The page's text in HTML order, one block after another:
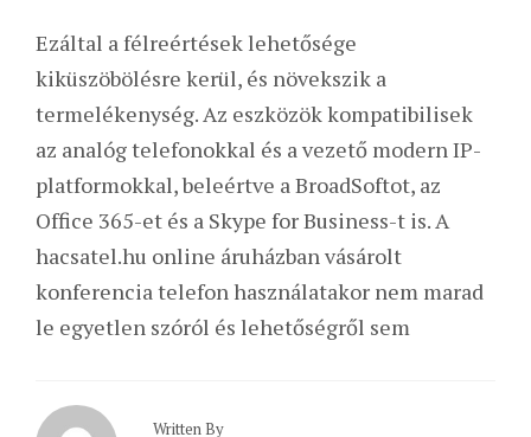
Ezáltal a félreértések lehetősége
kiküszöbölésre kerül, és növekszik a
termelékenység. Az eszközök kompatibilisek
az analóg telefonokkal és a vezető modern IP-
platformokkal, beleértve a BroadSoftot, az
Office 365-et és a Skype for Business-t is. A
hacsatel.hu online áruházban vásárolt
konferencia telefon használatakor nem marad
le egyetlen szóról és lehetőségről sem
Written By